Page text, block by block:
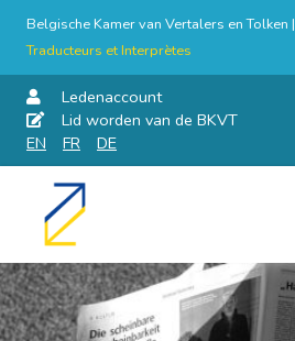
Belgische Kamer van Vertalers en Tolken |
Traducteurs et Interprètes
Ledenaccount
Lid worden van de BKVT
EN
FR DE
Skip
content